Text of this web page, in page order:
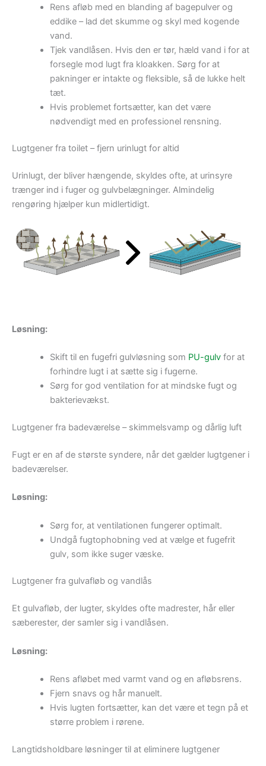
Rens afløb med en blanding af bagepulver og
eddike – lad det skumme og skyl med kogende
vand.
Tjek vandlåsen. Hvis den er tør, hæld vand i for at
forsegle mod lugt fra kloakken. Sørg for at
pakninger er intakte og fleksible, så de lukke helt
tæt.
Hvis problemet fortsætter, kan det være
nødvendigt med en professionel rensning.
Lugtgener fra toilet – fjern urinlugt for altid
Urinlugt, der bliver hængende, skyldes ofte, at urinsyre
trænger ind i fuger og gulvbelægninger. Almindelig
rengøring hjælper kun midlertidigt.
Løsning:
Skift til en fugefri gulvløsning som PU-gulvfor at
forhindre lugt i at sætte sig i fugerne.
Sørg for god ventilation for at mindske fugt og
bakterievækst.
Lugtgener fra badeværelse – skimmelsvamp og dårlig luft
Fugt er en af de største syndere, når det gælder lugtgener i
badeværelser.
Løsning:
Sørg for, at ventilationen fungerer optimalt.
Undgå fugtophobning ved at vælge et fugefrit
gulv, som ikke suger væske.
Lugtgener fra gulvafløb og vandlås
Et gulvafløb, der lugter, skyldes ofte madrester, hår eller
sæberester, der samler sig i vandlåsen.
Løsning:
Rens afløbet med varmt vand og en afløbsrens.
Fjern snavs og hår manuelt.
Hvis lugten fortsætter, kan det være et tegn på et
større problem i rørene.
Langtidsholdbare løsninger til at eliminere lugtgener